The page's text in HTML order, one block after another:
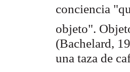
conciencia
objeto".
(Bachelard,
una taza de